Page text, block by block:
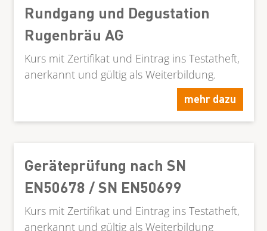
Rundgang und Degustation
Rugenbräu AG
Kurs mit Zertifikat und Eintrag ins Testatheft,
anerkannt und gültig als Weiterbildung.
mehr dazu
Geräteprüfung nach SN
EN50678 / SN EN50699
Kurs mit Zertifikat und Eintrag ins Testatheft,
anerkannt und gültig als Weiterbildung